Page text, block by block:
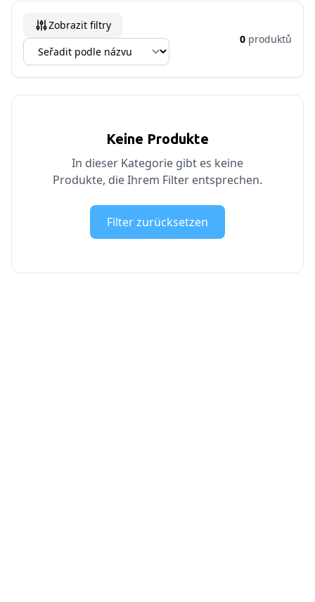
Zobrazit filtry
0 produktů
Keine Produkte
In dieser Kategorie gibt es keine
Produkte, die Ihrem Filter entsprechen.
Filter zurücksetzen